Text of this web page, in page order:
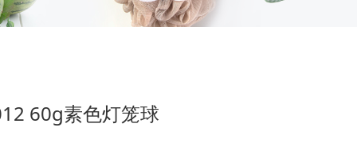
60g素色灯笼球